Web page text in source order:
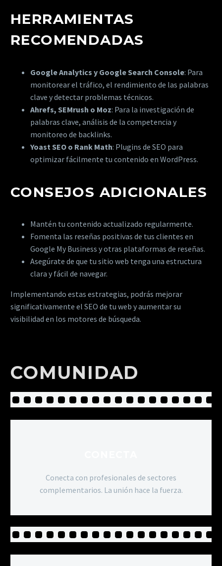
HERRAMIENTAS
RECOMENDADAS
Google Analytics y Google Search Console: Para
monitorear el tráfico, el rendimiento de las palabras
clave y detectar problemas técnicos.
Ahrefs, SEMrush o Moz: Para la investigación de
palabras clave, análisis de la competencia y
monitoreo de backlinks.
Yoast SEO o Rank Math: Plugins de SEO para
optimizar fácilmente tu contenido en WordPress.
CONSEJOS ADICIONALES
Mantén tu contenido actualizado regularmente.
Fomenta las reseñas positivas de tus clientes en
Google My Business y otras plataformas de reseñas.
Asegúrate de que tu sitio web tenga una estructura
clara y fácil de navegar.
Implementando estas estrategias, podrás mejorar
significativamente el SEO de tu web y aumentar su
visibilidad en los motores de búsqueda.
COMUNIDAD
Conecta con profesionales de sectores
complementarios. La unión hace la fuerza.